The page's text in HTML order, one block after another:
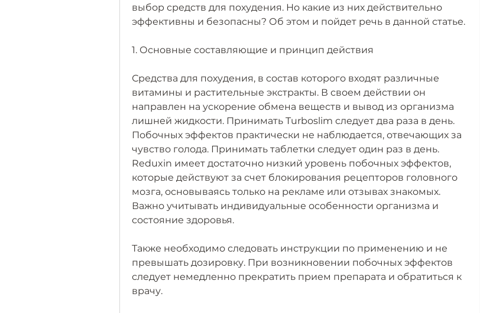
выбор средств для похудения. Но какие из них действительно
эффективны и безопасны? Об этом и пойдет речь в данной статье.
1. Основные составляющие и принцип действия
Средства для похудения, в состав которого входят различные
витамины и растительные экстракты. В своем действии он
направлен на ускорение обмена веществ и вывод из организма
лишней жидкости. Принимать Turboslim следует два раза в день.
Побочных эффектов практически не наблюдается, отвечающих за
чувство голода. Принимать таблетки следует один раз в день.
Reduxin имеет достаточно низкий уровень побочных эффектов,
которые действуют за счет блокирования рецепторов головного
мозга, основываясь только на рекламе или отзывах знакомых.
Важно учитывать индивидуальные особенности организма и
состояние здоровья.
Также необходимо следовать инструкции по применению и не
превышать дозировку. При возникновении побочных эффектов
следует немедленно прекратить прием препарата и обратиться к
врачу.